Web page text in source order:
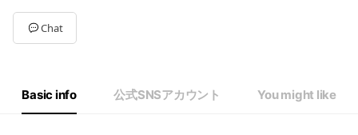
Chat
Basic info 公式SNSアカウント You might like